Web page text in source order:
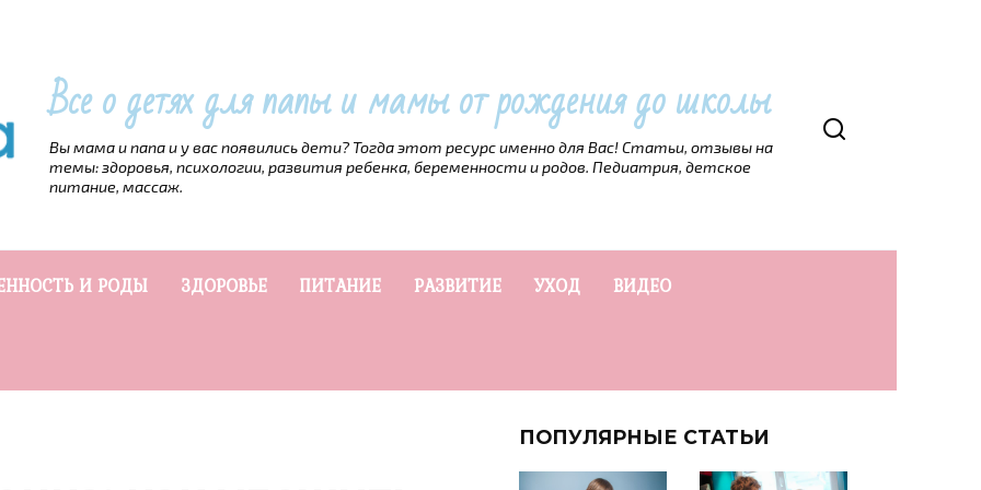
Все о детях для папы и мамы от рождения до школы
Вы мама и папа и у вас появились дети? Тогда этот ресурс именно для Вас! Статьи, отзывы на
темы: здоровья, психологии, развития ребенка, беременности и родов. Педиатрия, детское
питание, массаж.
И РОДЫ ЗДОРОВЬЕ ПИТАНИЕ РАЗВИТИЕ УХОД ВИДЕО
ПОПУЛЯРНЫЕ СТАТЬИ